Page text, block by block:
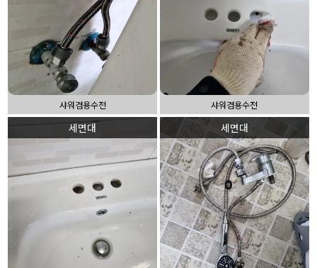
샤워겸용수전 샤워겸용수전
세면대 세면대